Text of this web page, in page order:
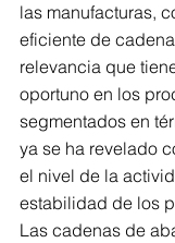
las manufacturas,
eficiente de
relevancia que
oportuno en los
segmentados en
ya se ha revelado
el nivel de la
estabilidad de los
Las cadenas de